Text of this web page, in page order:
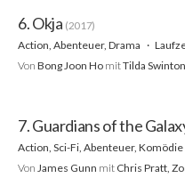
6. Okja (2017)
Action, Abenteuer, Drama
Von Bong Joon Ho mitTilda
7. Guardians of the
Action, Sci-Fi, Abenteuer, Komödie
Von James Gunn mit Chris Pratt,